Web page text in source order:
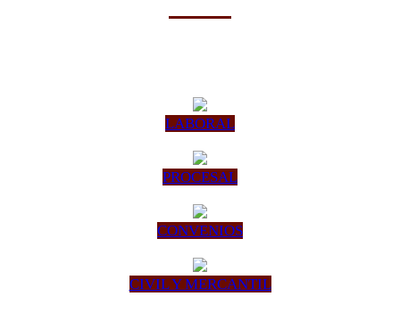
LABORAL
PROCESAL
CONVENIOS
CIVIL Y MERCANTIL